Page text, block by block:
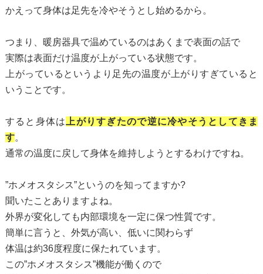
かえって身体は足先を冷やそうとし始めるから。
つまり、暖房器具で温めているのはあくまで表面の話で
実際は表面だけ温度が上がっている状態です。
上がっているというより足先の温度が上がりすぎていると
いうことです。
すると身体は
上がりすぎたので逆に冷やそうとしてきま
す。
通常の温度に戻して身体を維持しようとするわけですね。
”ホメオスタシス”というのを知ってますか?
聞いたことありますよね。
外界が変化しても内部環境を一定に保つ性質です。
簡単に言うと、外気が高い、低いに関わらず
体温は約36度程度に保たれています。
この”ホメオスタシス”機能が働くので